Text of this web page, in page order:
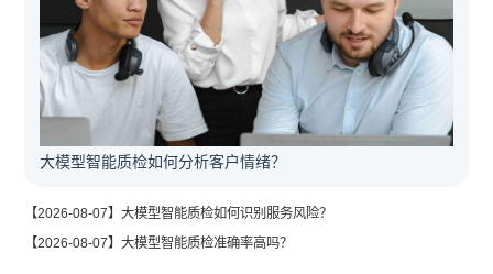
大模型智能质检如何分析客户情绪？
【2026-08-07】大模型智能质检如何识别服务风险？
【2026-08-07】大模型智能质检准确率高吗？